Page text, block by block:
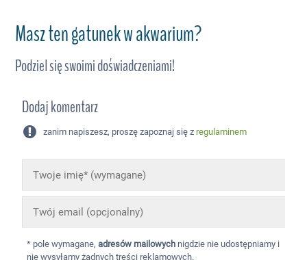
Masz ten gatunek w akwarium?
Podziel się swoimi doświadczeniami!
Dodaj komentarz
zanim napiszesz, proszę zapoznaj się z regulaminem
* pole wymagane,adresów mailowych nigdzie nie udostępniamy i
nie wysyłamy żadnych treści reklamowych.